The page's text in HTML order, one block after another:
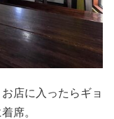
店に入ったらギョ
席。